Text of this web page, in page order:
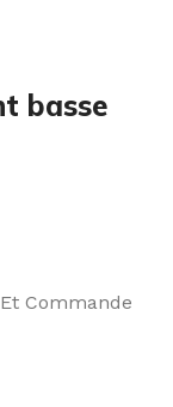
basse
Commande